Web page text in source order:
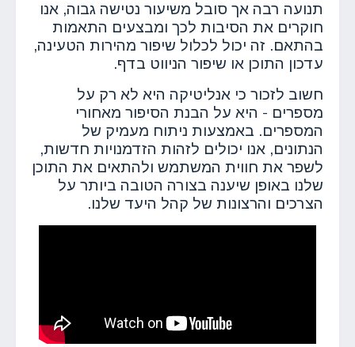
תנועה רבה אך סובל משיעור נטישה גבוה, אנו
חוקרים את הסיבות לכך ומבצעים התאמות
בהתאם. זה יכול לכלול שיפור מהירות הטעינה,
עדכון התוכן או שיפור הניווט בדף.
חשוב לזכור כי אנליטיקה היא לא רק על
מספרים - היא על הבנת הסיפור מאחורי
המספרים. באמצעות ניתוח מעמיק של
הנתונים, אנו יכולים לזהות הזדמנויות חדשות,
לשפר את חווית המשתמש ולהתאים את התוכן
שלנו באופן שיענה בצורה הטובה ביותר על
הצרכים והרצונות של קהל היעד שלנו.